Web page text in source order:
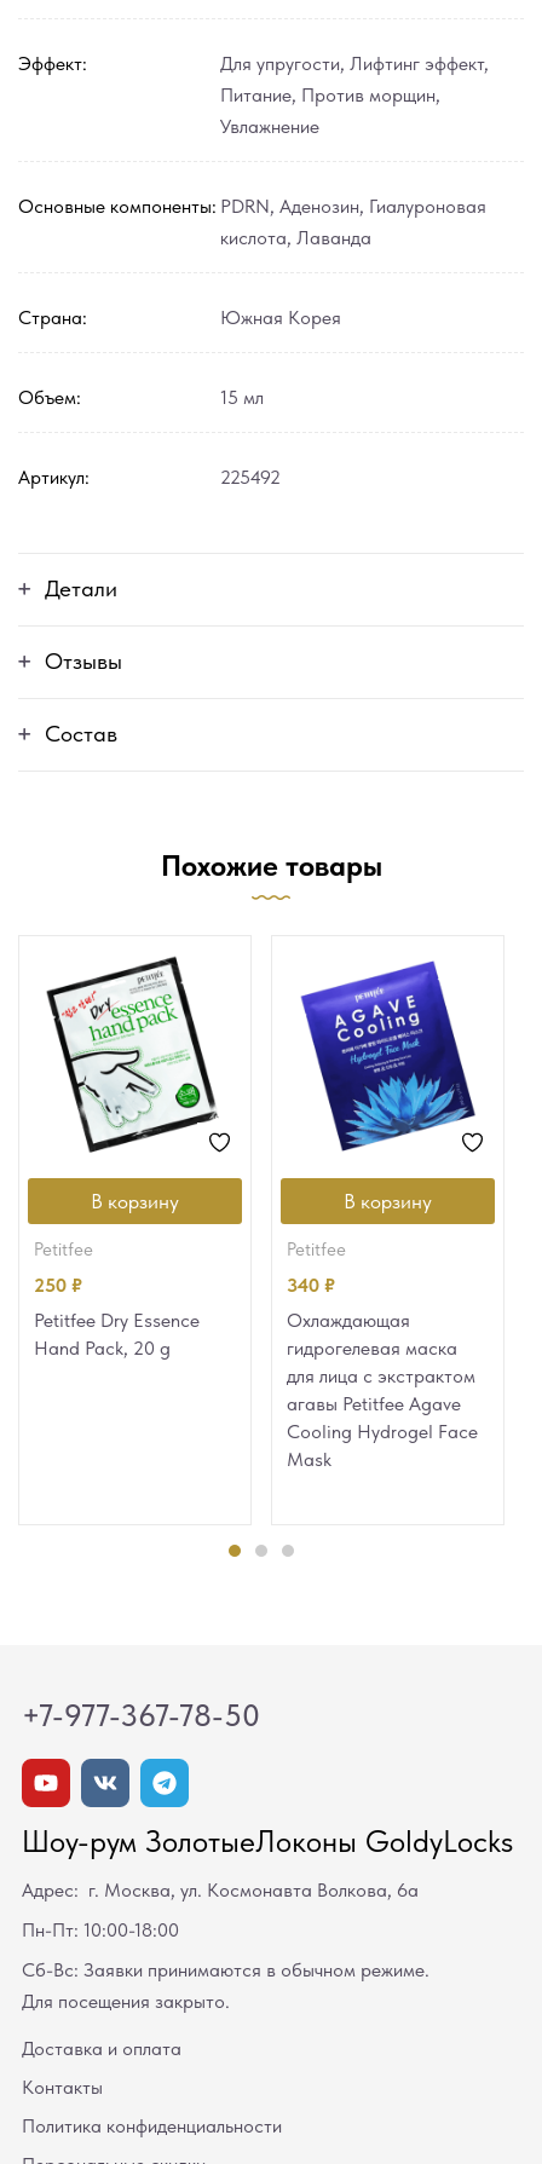
Эффект: Для упругости,Лифтинг эффект,
Питание, Против морщин,
Увлажнение
Основные компоненты: PDRN,Аденозин, Гиалуроновая
кислота,Лаванда
Страна: Южная Корея
Объем: 15 мл
Артикул: 225492
Детали
Отзывы
Состав
Похожие товары
В корзину
petitfee
250 ₽
Petitfee Dry Essence
Hand Pack, 20 g
В корзину
petitfee
340 ₽
Охлаждающая
гидрогелевая маска
для лица с экстрактом
агавы Petitfee Agave
Cooling Hydrogel Face
Mask
+7-977-367-78-50
Шоу-рум ЗолотыеЛоконы GoldyLocks
Адрес: г. Москва, ул. Космонавта Волкова, 6а
Пн-Пт: 10:00-18:00
Сб-Вс: Заявки принимаются в обычном режиме.
Для посещения закрыто.
Доставка и оплата
Контакты
Политика конфиденциальности